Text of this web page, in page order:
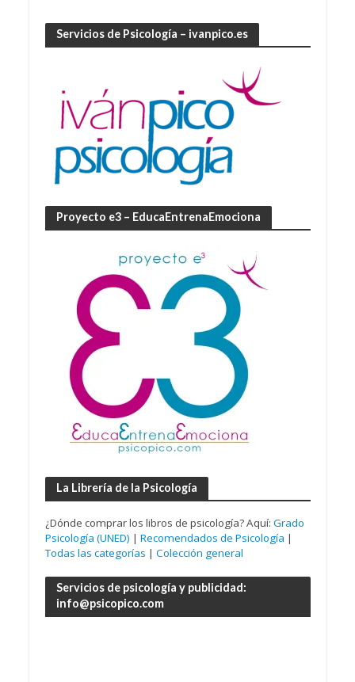
Servicios de Psicología – ivanpico.es
Proyecto e3 – EducaEntrenaEmociona
La Librería de la Psicología
¿Dónde comprar los libros de psicología? Aquí: Grado
Psicología (UNED) | Recomendados de Psicología |
Todas las categorías | Colección general
Servicios de psicología y publicidad:
info@psicopico.com